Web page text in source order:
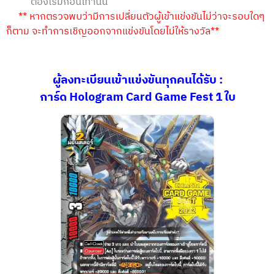
** หากตรวจพบว่ามีการเปลี่ยนตัวผู้เข้าแข่งขันไม่ว่าจะรอบใดๆ
ก็ตาม จะทำการเชิญออกจากแข่งขันโดยไม่ให้รางวัล**
ผู้ลงทะเบียนเข้าแข่งขันทุกคนได้รับ :
การ์ด Hologram Card Game Fest 1 ใบ